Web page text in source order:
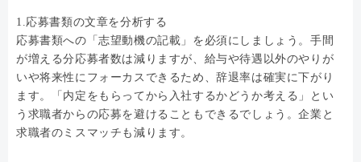
1.応募書類の文章を分析する
応募書類への「志望動機の記載」を必須にしましょう。手間
が増える分応募者数は減りますが、給与や待遇以外のやりが
いや将来性にフォーカスできるため、辞退率は確実に下がり
ます。「内定をもらってから入社するかどうか考える」とい
う求職者からの応募を避けることもできるでしょう。企業と
求職者のミスマッチも減ります。